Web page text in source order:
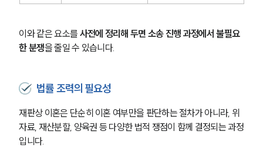
대륜법률상담예약
대륜법률상담예약
이와 같은 요소를 사전에 정리해 두면 소송 진행 과정에서 불필요
한 분쟁을 줄일 수 있습니다.
법률 조력의 필요성
재판상 이혼은 단순히 이혼 여부만을 판단하는 절차가 아니라, 위
자료, 재산분할, 양육권 등 다양한 법적 쟁점이 함께 결정되는 과정
입니다.